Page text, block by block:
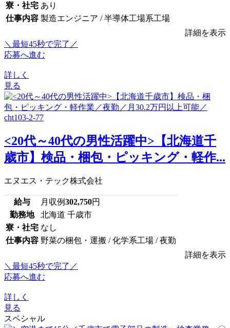
寮・社宅 あり
仕事内容 製造エンジニア / 半導体工場系工場
詳細を表示
＼最短45秒で完了／
応募へ進む
詳しく
見る
<20代～40代の男性活躍中>【北海道千
歳市】検品・梱包・ピッキング・軽作...
エヌエス・テック株式会社
給与 月収例302,750円
勤務地
北海道 千歳市
寮・社宅 なし
仕事内容 野菜の梱包・運搬 / 化学系工場 / 夜勤
詳細を表示
＼最短45秒で完了／
応募へ進む
詳しく
見る
スペシャル